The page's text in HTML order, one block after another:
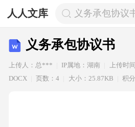
人人文库 义务承包协议
义务承包协议书
上传人：总*** IP属地：湖南 上传时
DOCX
页数：4 大小：25.87KB 积